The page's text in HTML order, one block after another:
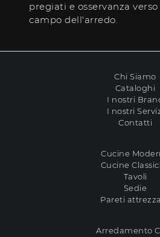
pregiati e osservanza
campo dell'arredo.
Chi Siamo
Cataloghi
I nostri
I nostri
Contatti
Cucine
Cucine
Tavoli
Sedie
Pareti
Arredamento